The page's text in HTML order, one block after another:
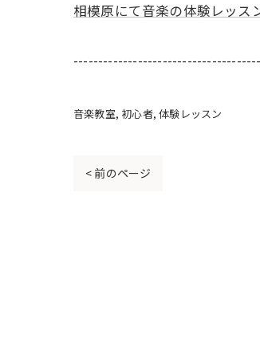
相模原にて音楽の体験レッス
音楽教室 初心者 体験レッスン
< 前のページ